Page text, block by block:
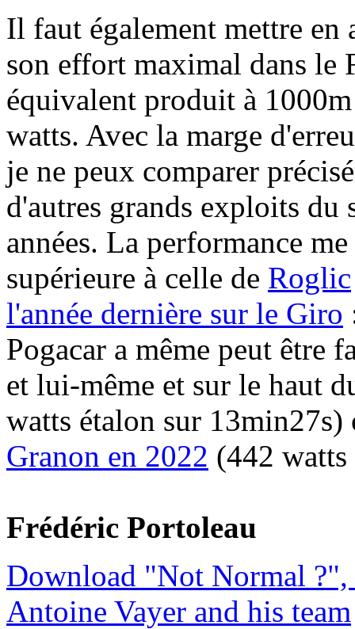
Il faut également mettre
son effort maximal dans le
équivalent produit à
watts. Avec la marge
je ne peux comparer
d'autres grands exploits du
années. La performance
supérieure à celle de Roglic
l'année dernière sur le Giro
Pogacar a même peut être
et lui-même et sur le haut
watts étalon sur
Granon en 2022 (442
Frédéric Portoleau
Download "Not Normal ?",
Antoine Vayer and his team